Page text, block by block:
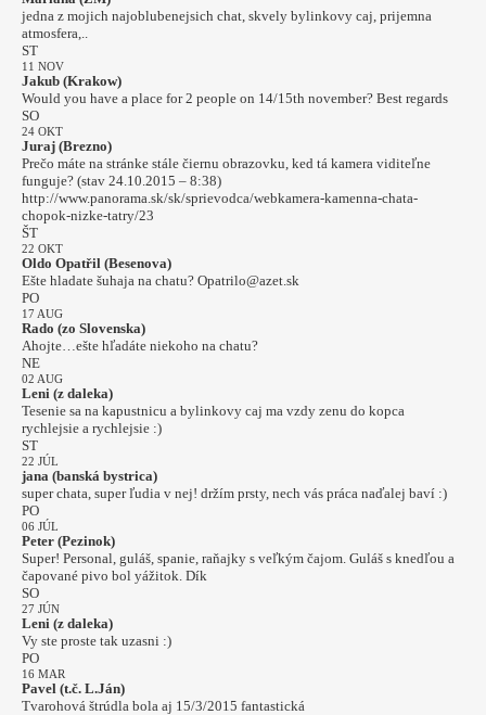
jedna z mojich najoblubenejsich chat, skvely bylinkovy caj, prijemna
atmosfera,..
ST
11 NOV
Jakub (Krakow)
Would you have a place for 2 people on 14/15th november? Best regards
SO
24 OKT
Juraj (Brezno)
Prečo máte na stránke stále čiernu obrazovku, ked tá kamera viditeľne
funguje? (stav 24.10.2015 – 8:38)
http://www.panorama.sk/sk/sprievodca/webkamera-kamenna-chata-
chopok-nizke-tatry/23
ŠT
22 OKT
Oldo Opatřil (Besenova)
Ešte hladate šuhaja na chatu? Opatrilo@azet.sk
PO
17 AUG
Rado (zo Slovenska)
Ahojte…ešte hľadáte niekoho na chatu?
NE
02 AUG
Leni (z daleka)
Tesenie sa na kapustnicu a bylinkovy caj ma vzdy zenu do kopca
rychlejsie a rychlejsie :)
ST
22 JÚL
jana (banská bystrica)
super chata, super ľudia v nej! držím prsty, nech vás práca naďalej baví :)
PO
06 JÚL
Peter (Pezinok)
Super! Personal, guláš, spanie, raňajky s veľkým čajom. Guláš s knedľou a
čapované pivo bol yážitok. Dík
SO
27 JÚN
Leni (z daleka)
Vy ste proste tak uzasni :)
PO
16 MAR
Pavel (t.č. L.Ján)
Tvarohová štrúdla bola aj 15/3/2015 fantastická